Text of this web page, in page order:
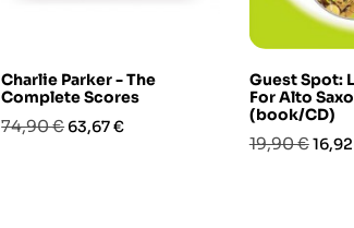
Charlie Parker - The
Complete Scores
Prezzo
74,90 € Prezzo
63,67 €
Guest Spot:
For Alto
(book/CD)
Prezzo
19,90 €